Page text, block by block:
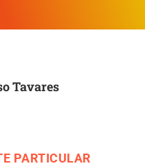
Tavares
PARTICULAR